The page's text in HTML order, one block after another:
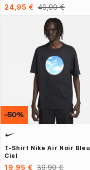
24,95 € 49,90 €
T-Shirt Nike Air Noir Bleu
Ciel
19,95 € 39,90 €
-50%